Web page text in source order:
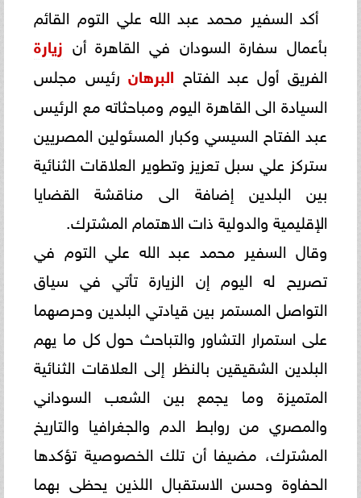
أكد السفير محمد عبد الله علي التوم القائم
بأعمال سفارة السودان في القاهرة أن زيارة
الفريق أول عبد الفتاح البرهانرئيس مجلس
السيادة الى القاهرة اليوم ومباحثاته مع الرئيس
عبد الفتاح السيسي وكبار المسئولين المصريين
ستركز علي سبل تعزيز وتطوير العلاقات الثنائية
بين البلدين إضافة الى مناقشة القضايا
الإقليمية والدولية ذات الاهتمام المشترك.
وقال السفير محمد عبد الله علي التوم في
تصريح له اليوم إن الزيارة تأتي في سياق
التواصل المستمر بين قيادتي البلدين وحرصهما
على استمرار التشاور والتباحث حول كل ما يهم
البلدين الشقيقين بالنظر إلى العلاقات الثنائية
المتميزة وما يجمع بين الشعب السوداني
والمصري من روابط الدم والجغرافيا والتاريخ
المشترك، مضيفا أن تلك الخصوصية تؤكدها
الحفاوة وحسن الاستقبال اللذين يحظى بهما